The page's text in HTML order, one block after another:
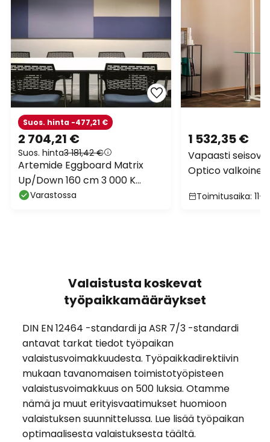
2 704,21 €
Suos. hinta3 181,42 €
Suos. hinta -477,21 €
Artemide Eggboard Matrix
Up/Down 160 cm 3 000 K
harmaa
Varastossa
1 532,35 €
Vapaasti seisova
Optico
Toimitusaika: 11-
Valaistusta koskevat
työpaikkamääräykset
DIN EN 12464 -standardi ja ASR 7/3 -standardi
antavat tarkat tiedot työpaikan
valaistusvoimakkuudesta. Työpaikkadirektiivin
mukaan tavanomaisen toimistotyöpisteen
valaistusvoimakkuus on 500 luksia. Otamme
nämä ja muut erityisvaatimukset huomioon
valaistuksen suunnittelussa. Lue lisää työpaikan
optimaalisesta valaistuksesta täältä.